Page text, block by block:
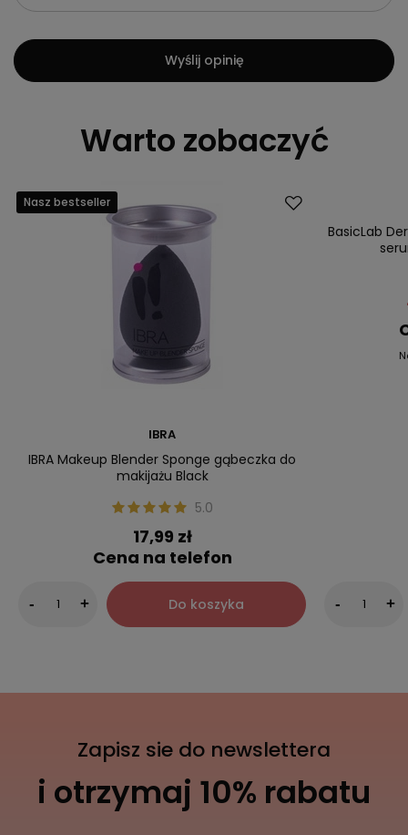
Wyślij opinię
Warto zobaczyć
Nasz bestseller
IBRA
IBRA Makeup Blender Sponge gąbeczka do
makijażu Black
5.0
17,99 zł
Cena na telefon
- + Do koszyka
BasicLab
- +
Zapisz sie do newslettera
i otrzymaj 10% rabatu